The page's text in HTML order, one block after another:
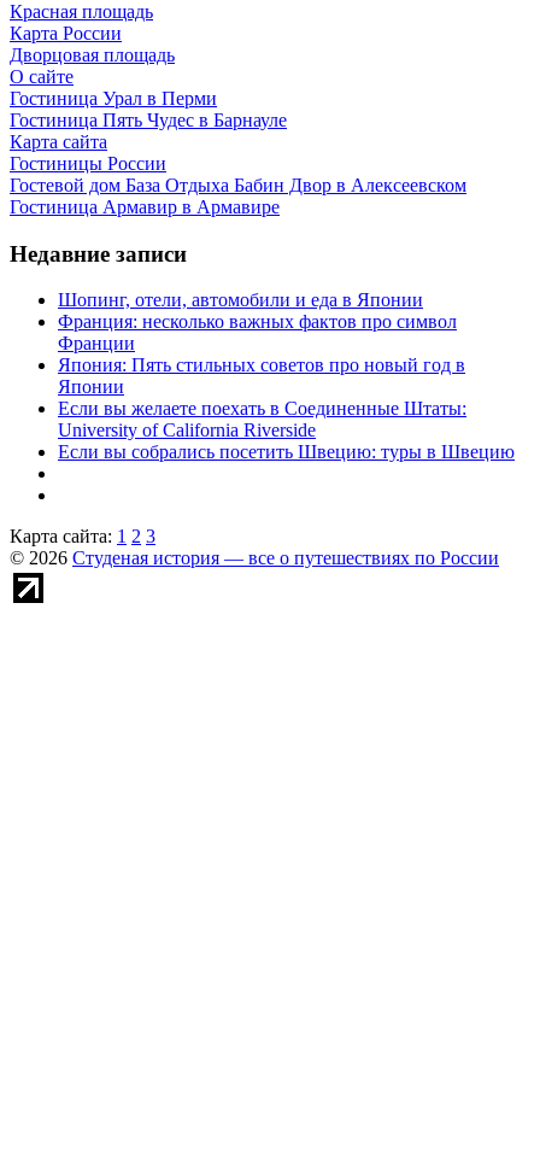
Красная площадь
Карта России
Дворцовая площадь
О сайте
Гостиница Урал в Перми
Гостиница Пять Чудес в Барнауле
Карта сайта
Гостиницы России
Гостевой дом База Отдыха Бабин Двор в Алексеевском
Гостиница Армавир в Армавире
Недавние записи
Шопинг, отели, автомобили и еда в Японии
Франция: несколько важных фактов про символ
Франции
Япония: Пять стильных советов про новый год в
Японии
Если вы желаете поехать в Соединенные Штаты:
University of California Riverside
Если вы собрались посетить Швецию: туры в Швецию
Карта сайта: 1 2 3
© 2026 Студеная история — все о путешествиях по России